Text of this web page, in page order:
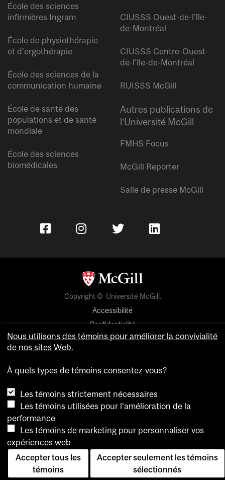
École des sciences
infirmières Ingram
École de physiothérapie
et d’ergothérapie
École des sciences de la
communication humaine
École de santé des
populations et de santé
mondiale
École des sciences
biomédicales
CIUSSS Ouest-de-l’île-
de-Montréal
CIUSSS Centre-Ouest-
de-l’île-de-Montréal
RUISSS McGill
Autres publications de
l’Université McGill
FMHS Focus
McGill Reporter
Salle de presse McGill
Copyright © Université McGill.
Accessibilité
Confidentialité
Avis sur les témoins
Nous utilisons des témoins pour améliorer la convivialité
de nos sites Web.
À quels types de témoins consentez-vous?
Les témoins strictement nécessaires
Les témoins utilisées pour l'amélioration de la
performance
Les témoins de marketing pour personnaliser vos
expériences web
Accepter tous les
témoins
Accepter seulement les témoins
sélectionnés